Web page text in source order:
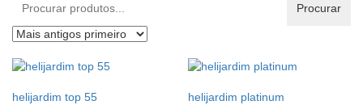
Procurar
produtos:
Procurar
helijardim top 55 helijardim platinum